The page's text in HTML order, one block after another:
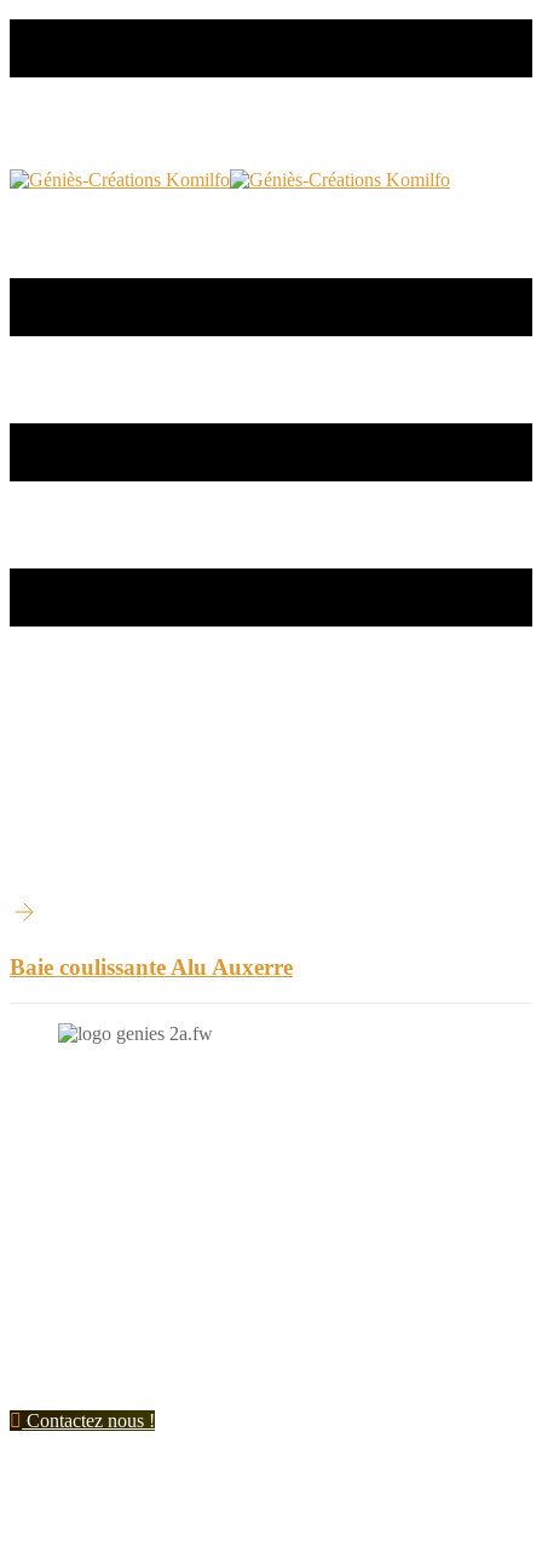
Baie coulissante Alu Auxerre
Contactez nous !